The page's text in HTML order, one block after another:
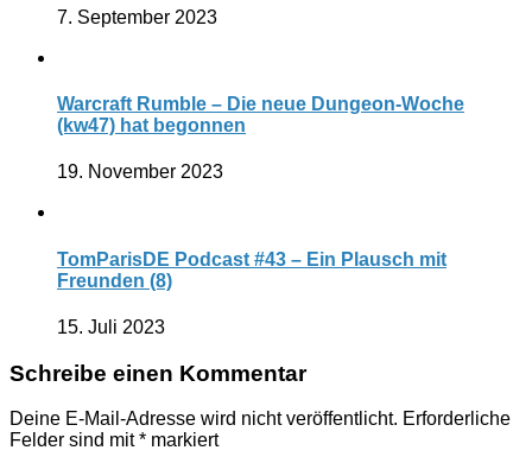
7. September 2023
Warcraft Rumble – Die neue Dungeon-Woche
(kw47) hat begonnen
19. November 2023
TomParisDE Podcast #43 – Ein Plausch mit
Freunden (8)
15. Juli 2023
Schreibe einen Kommentar
Deine E-Mail-Adresse wird nicht veröffentlicht. Erforderliche
Felder sind mit* markiert